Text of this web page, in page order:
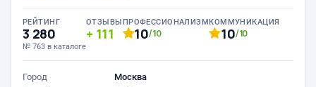
РЕЙТИНГ
3 280
№ 763 в каталоге
ОТЗЫВЫ
111
ПРОФЕССИОНАЛИЗМ
10/10
КОММУНИКАЦИЯ
10/10
Город
Москва